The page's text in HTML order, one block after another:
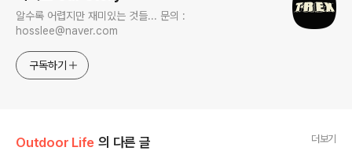
알수록 어렵지만 재미있는 것들... 문의 :
hosslee@naver.com
구독하기
Outdoor Life 의 다른 글 더보기